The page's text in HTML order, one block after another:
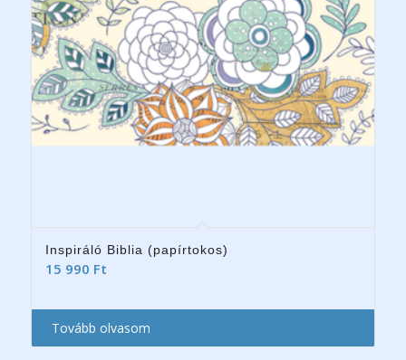
Inspiráló Biblia (papírtokos)
15 990 Ft
Tovább olvasom